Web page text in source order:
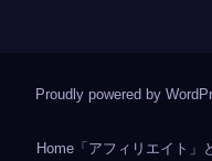
Proudly powered by
Home「アフィリエイト」